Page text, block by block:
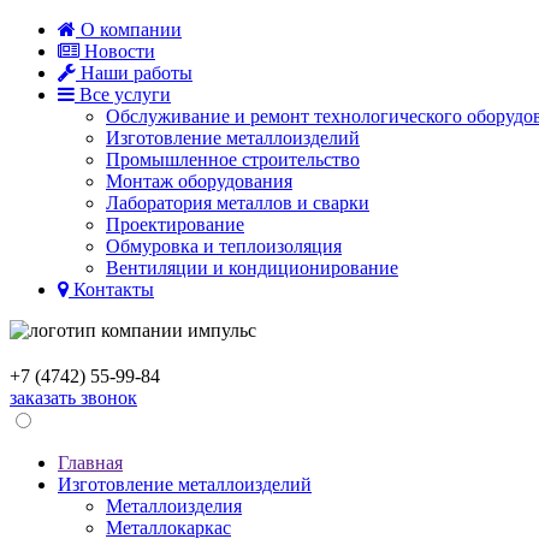
О компании
Новости
Наши работы
Все услуги
Обслуживание и ремонт технологического
Изготовление металлоизделий
Промышленное строительство
Монтаж оборудования
Лаборатория металлов и сварки
Проектирование
Обмуровка и теплоизоляция
Вентиляции и кондиционированиe
Контакты
+7 (4742) 55-99-84
заказать звонок
Главная
Изготовление металлоизделий
Металлоизделия
Металлокаркас